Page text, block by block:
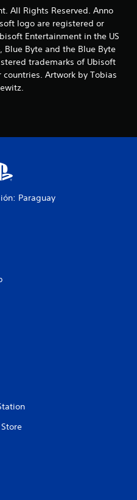
e
n
u
n
All Rights Reserved. Anno
logo are registered or
Entertainment in the US
Byte and the Blue Byte
trademarks of Ubisoft
Artwork by Tobias
Paraguay